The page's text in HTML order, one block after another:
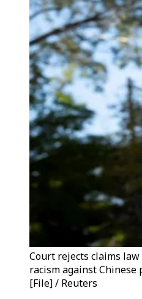
Court rejects claims
racism against Chinese
[File] / Reuters